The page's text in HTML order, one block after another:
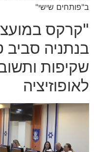
ב"פותחים שישי"
"קרקס
בנתניה סביב
שקיפות
לאופוזיציה